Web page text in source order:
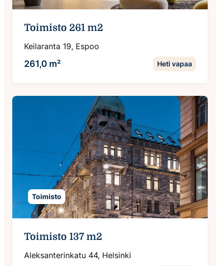
Toimisto 261 m2
Keilaranta 19, Espoo
261,0 m² Heti vapaa
Toimisto
Toimisto 137 m2
Aleksanterinkatu 44, Helsinki